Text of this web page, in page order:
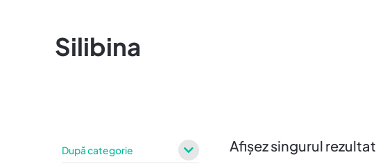
Silibina
După categorie Afișez singurul rezultat